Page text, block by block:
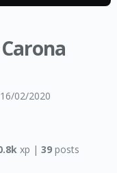
02/2020
xp |39 posts